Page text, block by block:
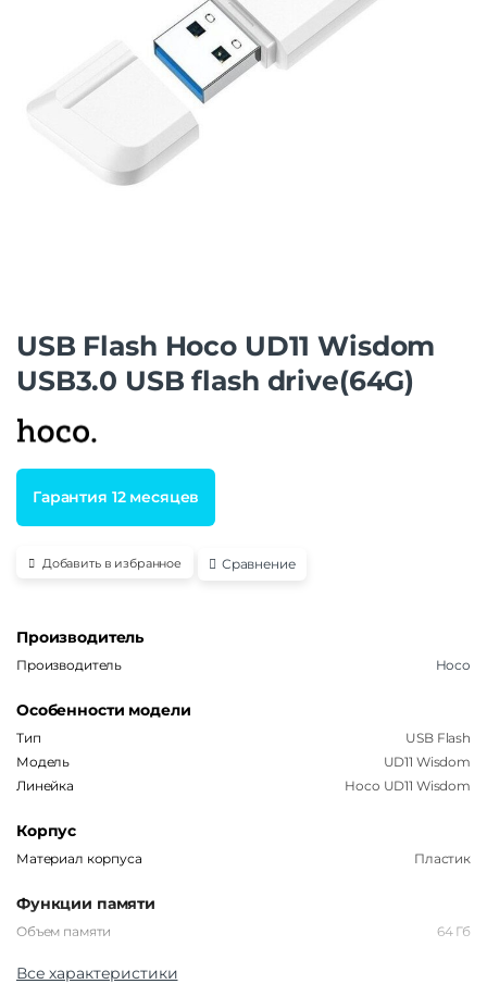
USB Flash Hoco UD11 Wisdom
USB3.0 USB flash drive(64G)
Гарантия 12 месяцев
Добавить в избранное Сравнение
Производитель
Производитель Hoco
Особенности модели
Тип
USB Flash
Модель
UD11 Wisdom
Линейка
Hoco UD11 Wisdom
Корпус
Материал корпуса Пластик
Функции памяти
Объем памяти 64 Гб
Интерфейсы/разъемы
Все характеристики